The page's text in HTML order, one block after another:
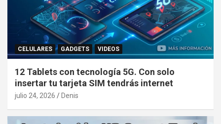
CELULARES GADGETS VIDEOS
12 Tablets con tecnología 5G. Con solo
insertar tu tarjeta SIM tendrás internet
julio 24, 2026 Denis